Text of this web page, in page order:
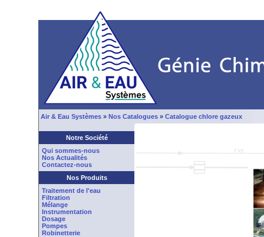
Air & Eau Systèmes » Nos Catalogues » Catalogue chlore gazeux
Notre Société
Qui sommes-nous
Nos Actualités
Contactez-nous
Nos Produits
Traitement de l'eau
Filtration
Mélange
Instrumentation
Dosage
Pompes
Robinetterie